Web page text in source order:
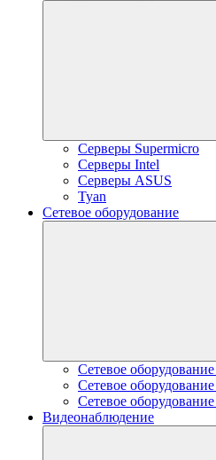
Серверы Supermicro
Серверы Intel
Серверы ASUS
Tyan
Сетевое оборудование
Сетевое
Сетевое
Сетевое
Видеонаблюдение